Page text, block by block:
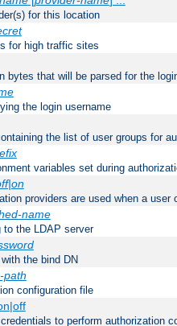
for this location
for high traffic sites
bytes that will be parsed for the
the login username
the list of user groups for
variables set during
providers are used when a
name
to the LDAP server
the bind DN
path
configuration file
to perform authorization